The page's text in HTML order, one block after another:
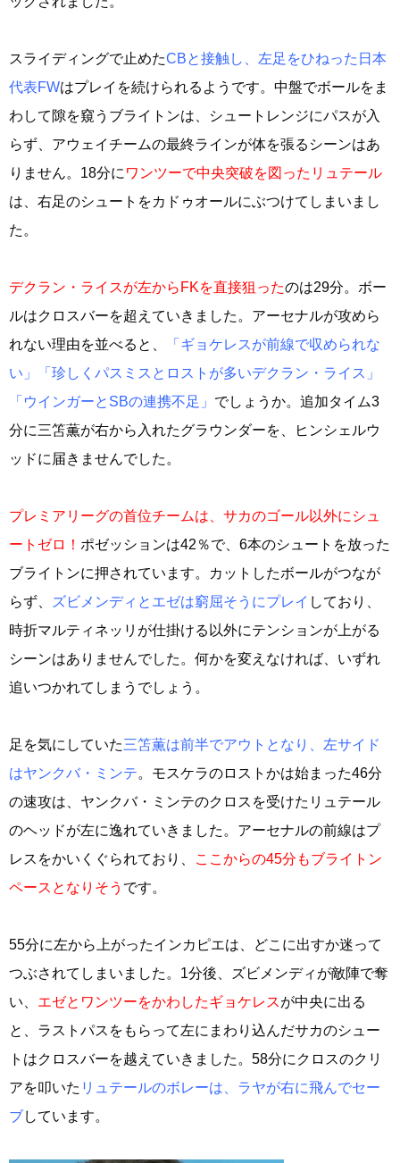
スライディングで止めたCBと接触し、左足をひねった日本
代表FWはプレイを続けられるようです。中盤でボールをま
わして隙を窺うブライトンは、シュートレンジにパスが入
らず、アウェイチームの最終ラインが体を張るシーンはあ
りません。18分に ワンツーで中央突破を図ったリュテール
は、右足のシュートをカドゥオールにぶつけてしまいまし
た。
デクラン・ライスが左からFKを直接狙ったのは29分。ボー
ルはクロスバーを超えていきました。アーセナルが攻めら
れない理由を並べると、
「ギョケレスが前線で収められな
い」「珍しくパスミスとロストが多いデクラン・ライス」
「ウインガーとSBの連携不足」 でしょうか。追加タイム3
分に三笘薫が右から入れたグラウンダーを、ヒンシェルウ
ッドに届きませんでした。
プレミアリーグの首位チームは、サカのゴール以外にシュ
ートゼロ！ ポゼッションは42％で、6本のシュートを放った
ブライトンに押されています。カットしたボールがつなが
らず、
ズビメンディとエゼは窮屈そうにプレイ しており、
時折マルティネッリが仕掛ける以外にテンションが上がる
シーンはありませんでした。何かを変えなければ、いずれ
追いつかれてしまうでしょう。
足を気にしていた三笘薫は前半でアウトとなり、左サイド
はヤンクバ・ミンテ。モスケラのロストかは始まった46分
の速攻は、ヤンクバ・ミンテのクロスを受けたリュテール
のヘッドが左に逸れていきました。アーセナルの前線はプ
レスをかいくぐられており、
ここからの45分もブライトン
ペースとなりそう です。
55分に左から上がったインカピエは、どこに出すか迷って
つぶされてしまいました。1分後、ズビメンディが敵陣で奪
い、 エゼとワンツーをかわしたギョケレスが中央に出る
と、ラストパスをもらって左にまわり込んだサカのシュー
トはクロスバーを越えていきました。58分にクロスのクリ
アを叩いた リュテールのボレーは、ラヤが右に飛んでセー
ブしています。